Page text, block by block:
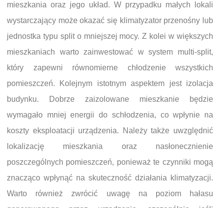
mieszkania oraz jego układ. W przypadku małych lokali
wystarczający może okazać się klimatyzator przenośny lub
jednostka typu split o mniejszej mocy. Z kolei w większych
mieszkaniach warto zainwestować w system multi-split,
który zapewni równomierne chłodzenie wszystkich
pomieszczeń. Kolejnym istotnym aspektem jest izolacja
budynku. Dobrze zaizolowane mieszkanie będzie
wymagało mniej energii do schłodzenia, co wpłynie na
koszty eksploatacji urządzenia. Należy także uwzględnić
lokalizację mieszkania oraz nasłonecznienie
poszczególnych pomieszczeń, ponieważ te czynniki mogą
znacząco wpłynąć na skuteczność działania klimatyzacji.
Warto również zwrócić uwagę na poziom hałasu